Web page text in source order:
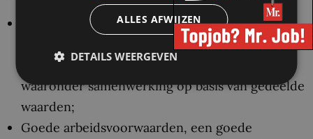
Samenwerking in een professionele en
collegiale organisatie, in een cultuur gebaseerd
op de principes van een netwerkorganisatie,
waaronder samenwerking op basis van gedeelde
waarden;
Goede arbeidsvoorwaarden, een goede
ALLES AFWIJZEN
DETAILS WEERGEVEN